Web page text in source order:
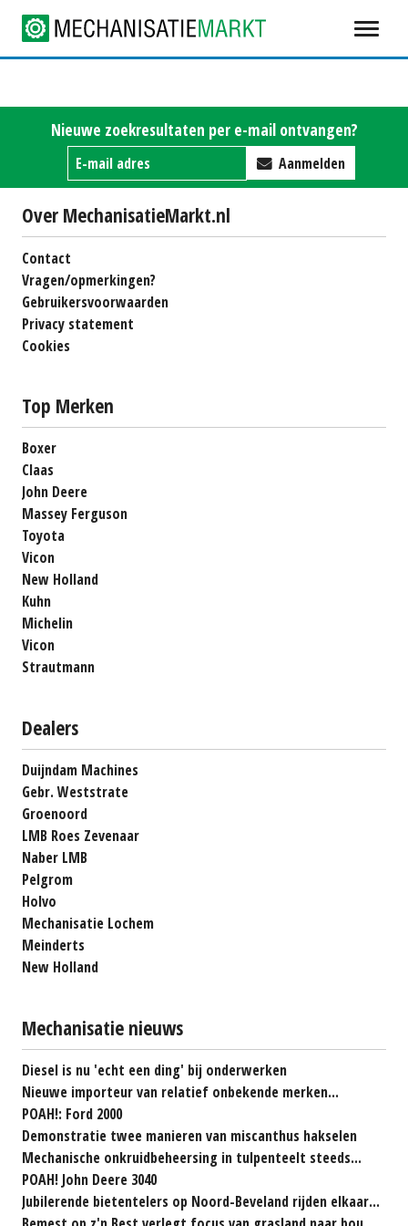
Nieuwe zoekresultaten per e-mail ontvangen?
Aanmelden
Over MechanisatieMarkt.nl
Contact
Vragen/opmerkingen?
Gebruikersvoorwaarden
Privacy statement
Cookies
Top Merken
Boxer
Claas
John Deere
Massey Ferguson
Toyota
Vicon
New Holland
Kuhn
Michelin
Vicon
Strautmann
Dealers
Duijndam Machines
Gebr. Weststrate
Groenoord
LMB Roes Zevenaar
Naber LMB
Pelgrom
Holvo
Mechanisatie Lochem
Meinderts
New Holland
Mechanisatie nieuws
Diesel is nu 'echt een ding' bij onderwerken
Nieuwe importeur van relatief onbekende merken...
POAH!: Ford 2000
Demonstratie twee manieren van miscanthus hakselen
Mechanische onkruidbeheersing in tulpenteelt steeds...
POAH! John Deere 3040
Jubilerende bietentelers op Noord-Beveland rijden elkaar...